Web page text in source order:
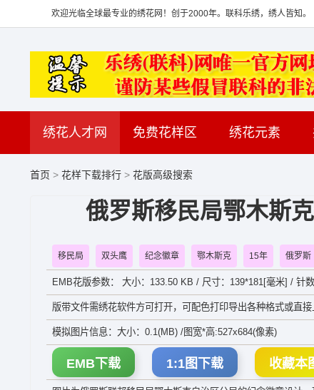
欢迎光临全球最专业的绣花网！创于2000年。联科乐绣，绣人皆知。
绣花人才网 免费花样区 绣花元素
首页 > 花样下载排行 > 花版高级搜索
俄罗斯移民局鄂木斯
移民局 双头鹰 纪念徽章 鄂木斯克 15年 俄罗斯
EMB花版参数： 大小：133.50 KB / 尺寸：139*181[毫米] / 针
版带文件需绣花软件方可打开，可配色打印导出各种格式或直
模拟图片信息：大小：0.1(MB) /图宽*高:527x684(像素)
EMB下载 1:1图下载 收藏本